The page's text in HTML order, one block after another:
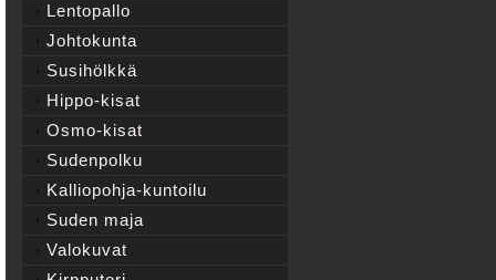
Lentopallo
Johtokunta
Susihölkkä
Hippo-kisat
Osmo-kisat
Sudenpolku
Kalliopohja-kuntoilu
Suden maja
Valokuvat